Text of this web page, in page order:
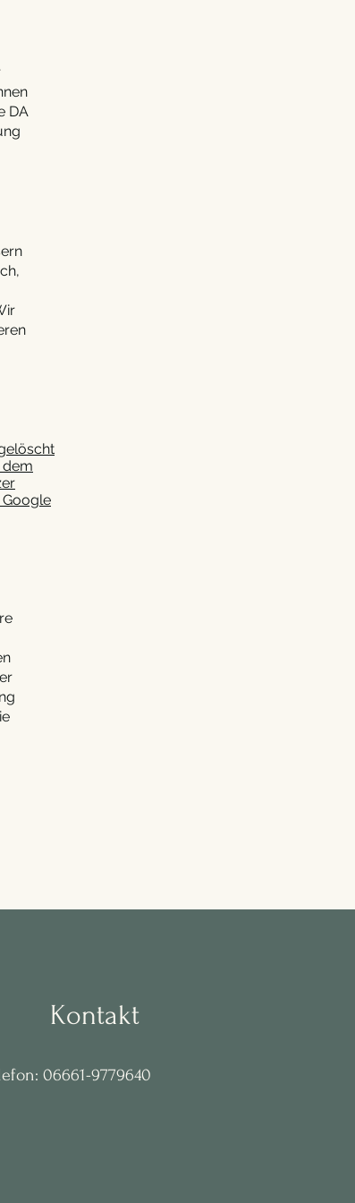
DA
Kontakt
06661-9779640